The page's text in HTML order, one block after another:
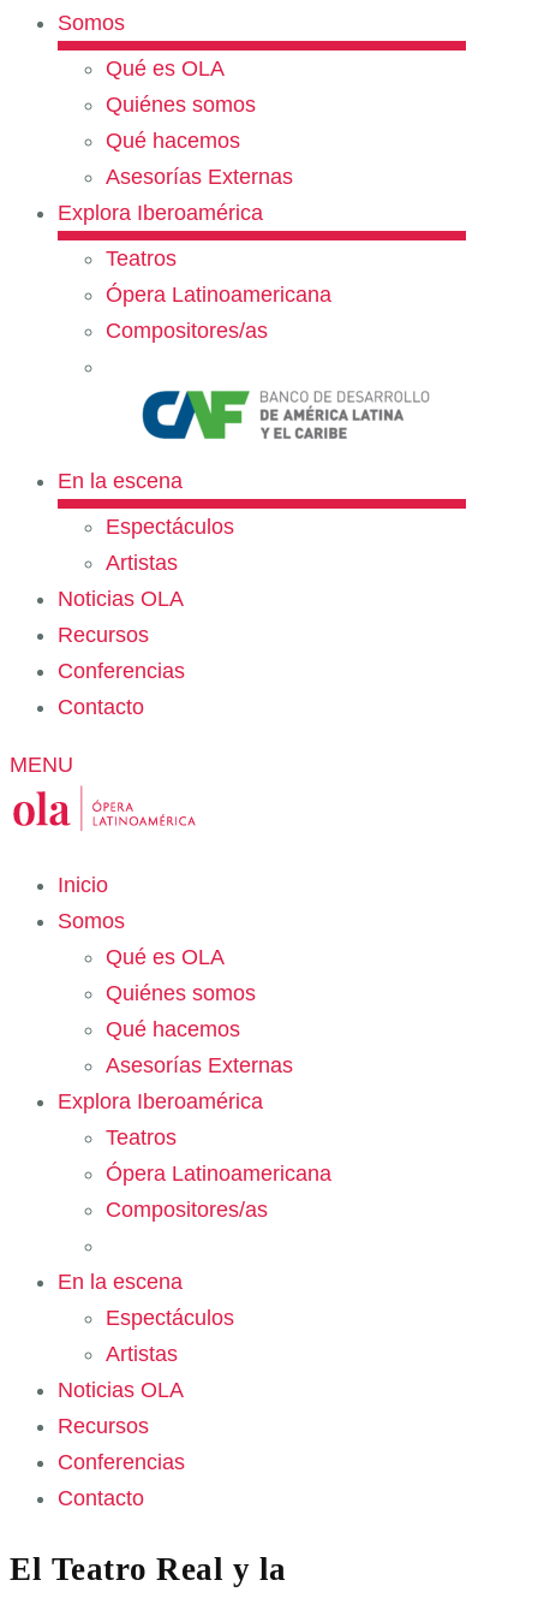
Somos
Qué es OLA
Quiénes somos
Qué hacemos
Asesorías Externas
Explora Iberoamérica
Teatros
Ópera Latinoamericana
Compositores/as
En la escena
Espectáculos
Artistas
Noticias OLA
Recursos
Conferencias
Contacto
MENU
Inicio
Somos
Qué es OLA
Quiénes somos
Qué hacemos
Asesorías Externas
Explora Iberoamérica
Teatros
Ópera Latinoamericana
Compositores/as
En la escena
Espectáculos
Artistas
Noticias OLA
Recursos
Conferencias
Contacto
El Teatro Real y la